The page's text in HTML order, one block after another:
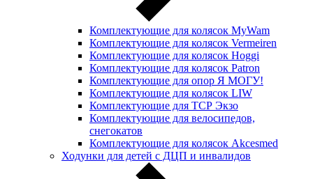
Комплектующие для колясок MyWam
Комплектующие для колясок Vermeiren
Комплектующие для колясок Hoggi
Комплектующие для колясок Patron
Комплектующие для опор Я МОГУ!
Комплектующие для колясок LIW
Комплектующие для ТСР Экзо
Комплектующие для велосипедов,
снегокатов
Комплектующие для колясок Akcesmed
Ходунки для детей с ДЦП и инвалидов